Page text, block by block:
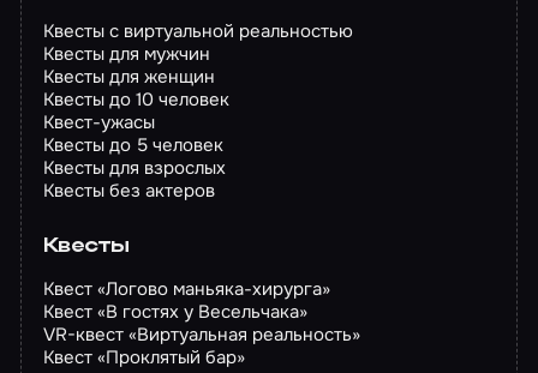
Квесты с виртуальной реальностью
Квесты для мужчин
Квесты для женщин
Квесты до 10 человек
Квест-ужасы
Квесты до 5 человек
Квесты для взрослых
Квесты без актеров
Квесты
Квест «Логово маньяка-хирурга»
Квест «В гостях у Весельчака»
VR-квест «Виртуальная реальность»
Квест «Проклятый бар»